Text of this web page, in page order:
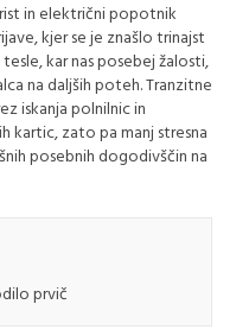
in električni popotnik
kjer se je znašlo trinajst
kar nas posebej žalosti,
na daljših poteh. Tranzitne
iskanja polnilnic in
kartic, zato pa manj stresna
posebnih dogodivščin na
prvič